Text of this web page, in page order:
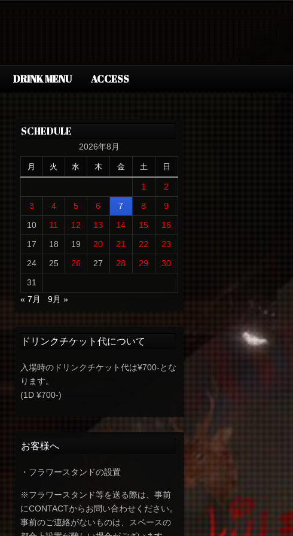
DRINK MENU ACCESS
SCHEDULE
2026年8月
月 火 水 木 金 土 日
1
2
3
4 5 6 7 8
9
10
11 12 13 14 15
16
17
18 19 20 21 22
23
24
25 26 27 28 29
30
31
« 7月
9月 »
ドリンクチケット代について
入場時のドリンクチケット代は¥700-とな
ります。
(1D ¥700-)
お客様へ
・フラワースタンドの設置
※フラワースタンド等を送る際は、事前
にCONTACTからお問い合わせください。
事前のご連絡がないものは、スペースの